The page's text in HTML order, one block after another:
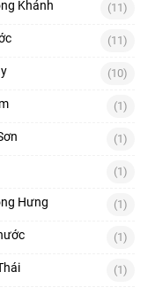
Khánh (11)
(11)
(10)
(1)
(1)
(1)
Hưng (1)
(1)
(1)